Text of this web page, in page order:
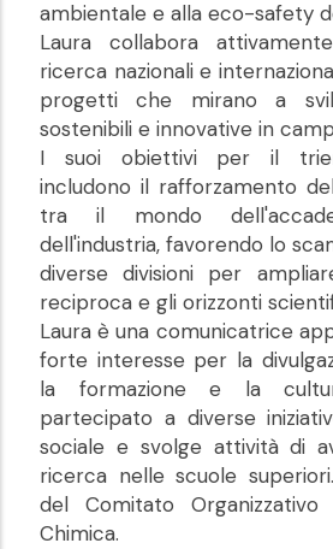
ambientale e alla eco-safety
Laura collabora
ricerca nazionali e
progetti che mirano a
sostenibili e innovative in
I suoi obiettivi per il
includono il rafforzamento
tra il mondo
dell'industria, favorendo lo
diverse divisioni per
reciproca e gli orizzonti
Laura è una comunicatrice
forte interesse per la
la formazione e la
partecipato a diverse
sociale e svolge attività di
ricerca nelle scuole
del Comitato
Chimica.